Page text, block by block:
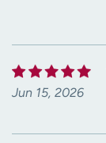
Jun 15, 2026